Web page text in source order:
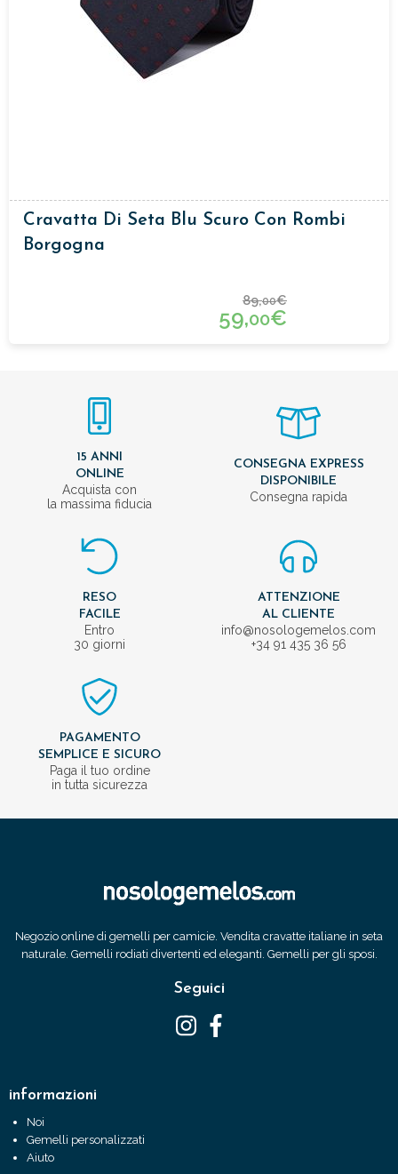
Cravatta Di Seta Blu Scuro Con Rombi
Borgogna
89,00€
59,00€
15 ANNI
ONLINE
Acquista con
la massima fiducia
CONSEGNA EXPRESS
DISPONIBILE
Consegna rapida
RESO
FACILE
Entro
30 giorni
ATTENZIONE
AL CLIENTE
info@nosologemelos.com
+34 91 435 36 56
PAGAMENTO
SEMPLICE E SICURO
Paga il tuo ordine
in tutta sicurezza
Negozio online di gemelli per camicie. Vendita cravatte italiane in seta
naturale. Gemelli rodiati divertenti ed eleganti. Gemelli per gli sposi.
Seguici
informazioni
Noi
Gemelli personalizzati
Aiuto